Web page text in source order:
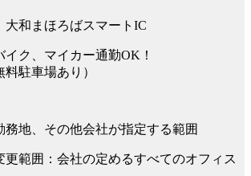
和まほろばスマートIC
イク、マイカー通勤OK！
料駐車場あり）
務地、その他会社が指定する範囲
更範囲：会社の定めるすべてのオフィス